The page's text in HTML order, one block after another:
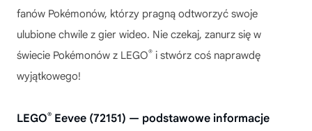
fanów Pokémonów, którzy pragną odtworzyć swoje
ulubione chwile z gier wideo. Nie czekaj, zanurz się w
świecie Pokémonów z LEGO® i stwórz coś naprawdę
wyjątkowego!
LEGO® Eevee (72151) — podstawowe informacje